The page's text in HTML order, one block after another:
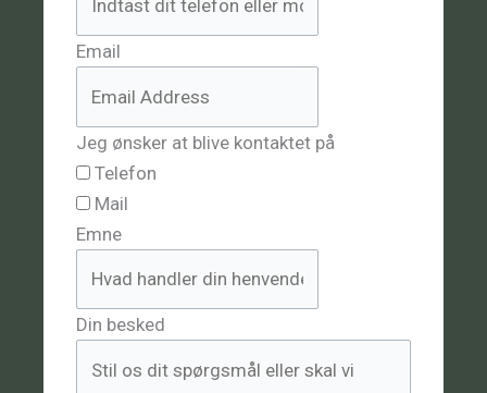
Email
Jeg ønsker at blive kontaktet på
Telefon
Mail
Emne
Din besked